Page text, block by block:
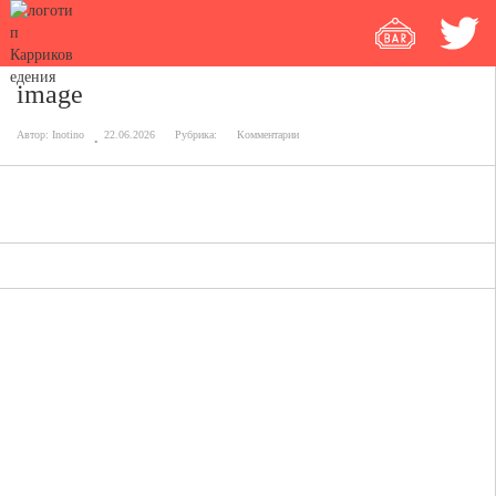
image
Автор: Inotino 22.06.2026 Рубрика: Комментарии